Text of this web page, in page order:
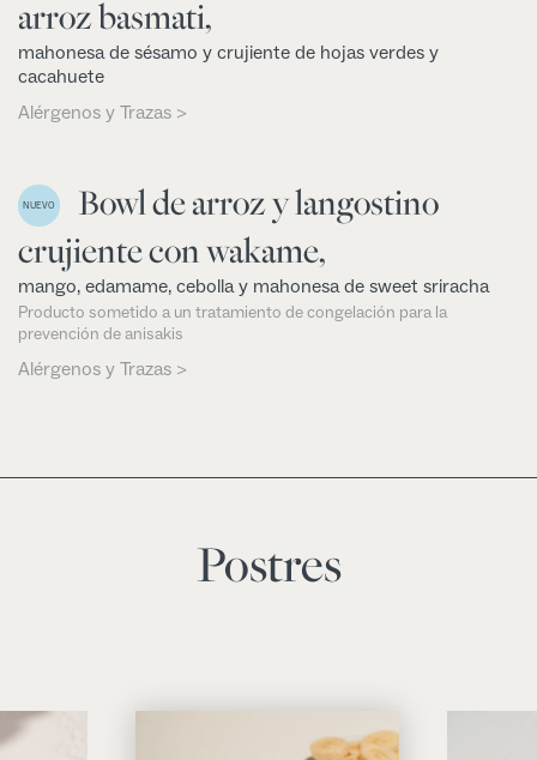
arroz basmati,
mahonesa de sésamo y crujiente de hojas verdes y
cacahuete
Alérgenos y Trazas >
NUEVO
Bowl de arroz y langostino
crujiente con wakame,
mango, edamame, cebolla y mahonesa de sweet sriracha
Producto sometido a un tratamiento de congelación para la
prevención de anisakis
Alérgenos y Trazas >
Postres